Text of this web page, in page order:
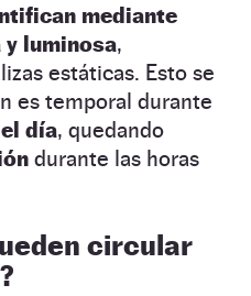
mediante
luminosa,
estáticas. Esto se
es temporal durante
día, quedando
durante las horas
circular